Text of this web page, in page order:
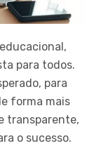
para todos.
para
forma mais
transparente,
o sucesso.